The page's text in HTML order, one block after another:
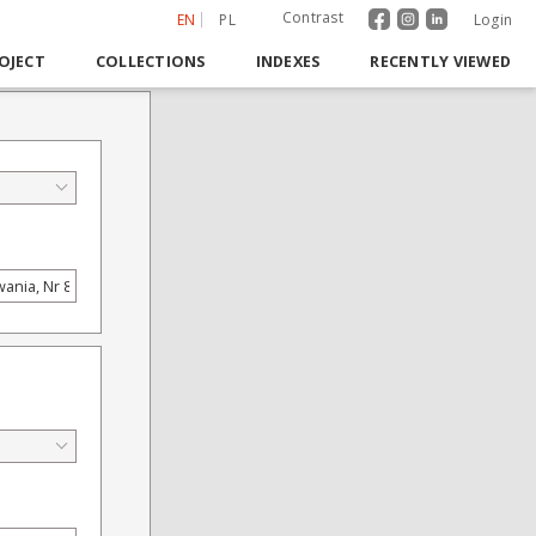
EN PL Contrast Login
COLLECTIONS INDEXES RECENTLY VIEWED